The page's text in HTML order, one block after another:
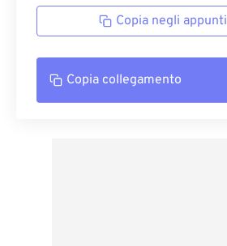
Copia negli appunti
Copia collegamento